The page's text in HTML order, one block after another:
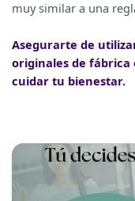
muy similar a una
Asegurarte de
originales de fábrica
cuidar tu bienestar.